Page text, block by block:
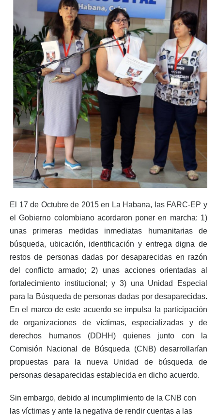
El 17 de Octubre de 2015 en La Habana, las FARC-EP y
el Gobierno colombiano acordaron poner en marcha: 1)
unas primeras medidas inmediatas humanitarias de
búsqueda, ubicación, identificación y entrega digna de
restos de personas dadas por desaparecidas en razón
del conflicto armado; 2) unas acciones orientadas al
fortalecimiento institucional; y 3) una Unidad Especial
para la Búsqueda de personas dadas por desaparecidas.
En el marco de este acuerdo se impulsa la participación
de organizaciones de víctimas, especializadas y de
derechos humanos (DDHH) quienes junto con la
Comisión Nacional de Búsqueda (CNB) desarrollarían
propuestas para la nueva Unidad de búsqueda de
personas desaparecidas establecida en dicho acuerdo.
Sin embargo, debido al incumplimiento de la CNB con
las víctimas y ante la negativa de rendir cuentas a las